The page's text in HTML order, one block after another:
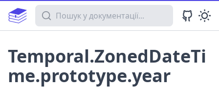
Пошук у документації
Temporal.ZonedDateTi
me.prototype.year